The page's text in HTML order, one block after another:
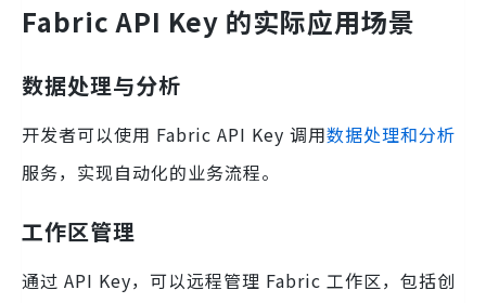
Fabric API Key 的实际应用场景
数据处理与分析
开发者可以使用 Fabric API Key 调用数据处理和分析
服务，实现自动化的业务流程。
工作区管理
通过 API Key，可以远程管理 Fabric 工作区，包括创